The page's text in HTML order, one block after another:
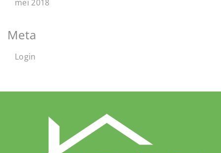
mei 2018
Meta
Login